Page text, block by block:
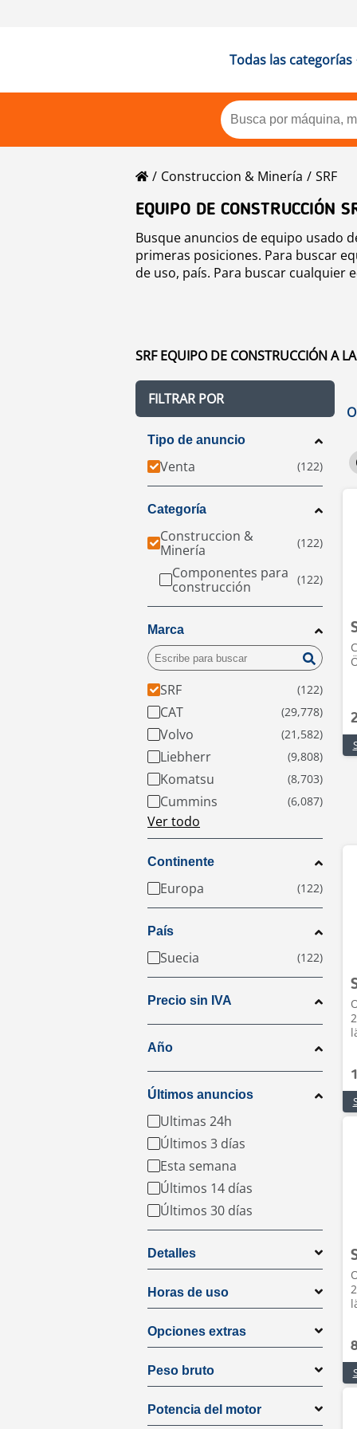
Todas las categorías
Construccion & Minería
SRF
EQUIPO DE CONSTRUCCIÓN
Busque anuncios de equipo usado
primeras posiciones. Para buscar
de uso, país. Para buscar cualquier
SRF EQUIPO DE CONSTRUCCIÓN A
FILTRAR POR
Tipo de anuncio
Venta
Categoría
Construccion &
Minería
Componentes para
construcción
Marca
SRF
CAT
Volvo
Liebherr
Komatsu
Cummins
Ver todo
Continente
Europa
País
Suecia
Precio sin IVA
Año
Últimos anuncios
Ultimas 24h
Últimos 3 días
Esta semana
Últimos 14 días
Últimos 30 días
Detalles
Horas de uso
Opciones extras
Peso bruto
Potencia del motor